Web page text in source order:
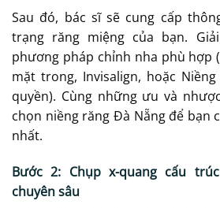
Sau đó, bác sĩ sẽ cung cấp
trạng răng miệng của bạn.
phương pháp chỉnh nha phù hợp
mặt trong, Invisalign, hoặc
quyền). Cùng những ưu và
chọn niềng răng Đà Nẵng để bạn
nhất.
Bước 2: Chụp x-quang cấu
chuyên sâu